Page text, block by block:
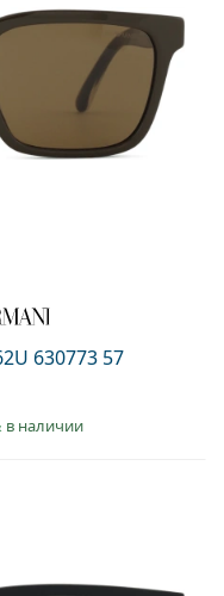
630773 57
в наличии